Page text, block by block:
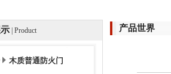
| Product
木质普通防火门
产品世界